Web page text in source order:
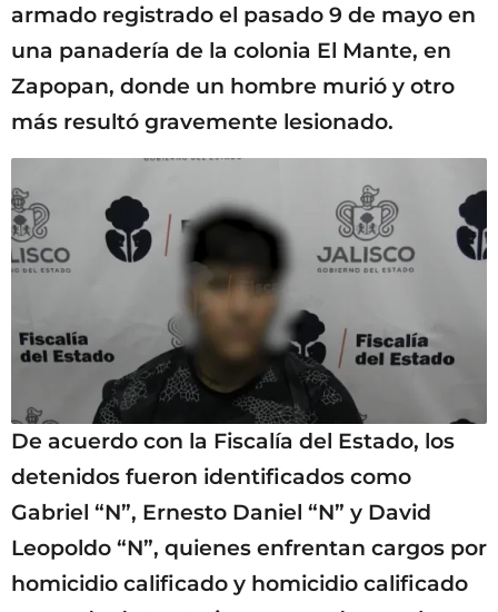
armado registrado el pasado 9 de mayo en
una panadería de la colonia El Mante, en
Zapopan, donde un hombre murió y otro
más resultó gravemente lesionado.
De acuerdo con la Fiscalía del Estado, los
detenidos fueron identificados como
Gabriel “N”, Ernesto Daniel “N” y David
Leopoldo “N”, quienes enfrentan cargos por
homicidio calificado y homicidio calificado